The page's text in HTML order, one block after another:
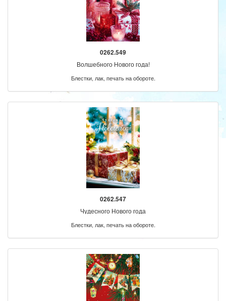
0262.549
Волшебного Нового года!
Блестки, лак, печать на обороте.
0262.547
Чудесного Нового года
Блестки, лак, печать на обороте.